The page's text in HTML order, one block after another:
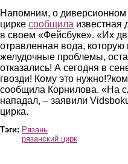
Напомним, о диверсионном
цирке сообщила известная
в своем «Фейсбуке». «Их
отравленная вода,
желудочные проблемы,
отказались! А сегодня в
гвозди! Кому это
сообщила Корнилова. «На
нападал, – заявили
цирка.
Тэги: Рязань
рязанский цирк